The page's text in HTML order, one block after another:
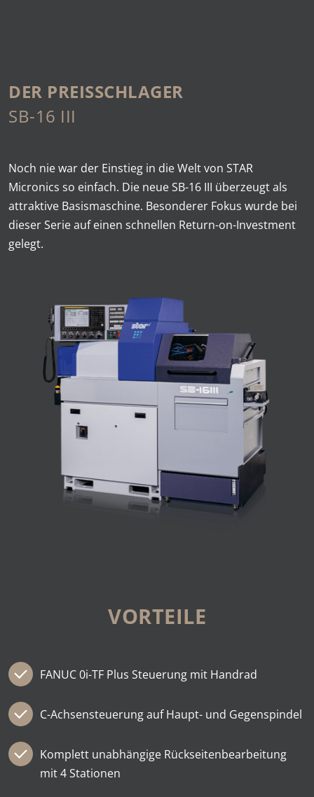
DER PREISSCHLAGER
SB-16 III
Noch nie war der Einstieg in die Welt von STAR
Micronics so einfach. Die neue SB-16 III überzeugt als
attraktive Basismaschine. Besonderer Fokus wurde bei
dieser Serie auf einen schnellen Return-on-Investment
gelegt.
VORTEILE
FANUC 0i-TF Plus Steuerung mit Handrad
C-Achsensteuerung auf Haupt- und Gegenspindel
Komplett unabhängige Rückseitenbearbeitung
mit 4 Stationen